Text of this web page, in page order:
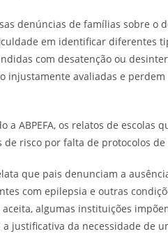
denúncias de famílias sobre o
em identificar diferentes
com desatenção ou
injustamente avaliadas e
a ABPEFA, os relatos de
de risco por falta de protocolos
que pais denunciam a
com epilepsia e outras
algumas instituições
justificativa da necessidade de